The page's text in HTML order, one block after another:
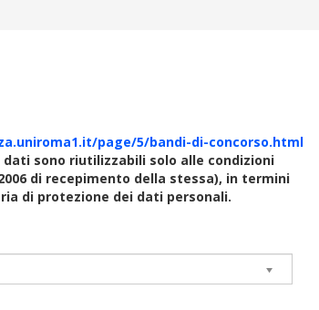
page/5/bandi-di-concorso.html
dati sono riutilizzabili solo alle condizioni
di recepimento della stessa), in termini
di protezione dei dati personali.